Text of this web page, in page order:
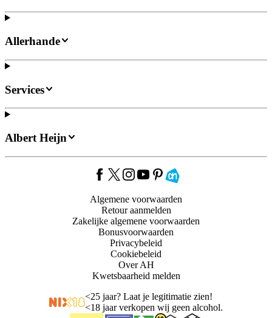
Allerhande
Services
Albert Heijn
Algemene voorwaarden
Retour aanmelden
Zakelijke algemene voorwaarden
Bonusvoorwaarden
Privacybeleid
Cookiebeleid
Over AH
Kwetsbaarheid melden
<25 jaar? Laat je legitimatie zien!
<18 jaar verkopen wij geen alcohol.